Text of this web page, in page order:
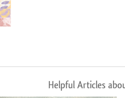
Helpful Articles